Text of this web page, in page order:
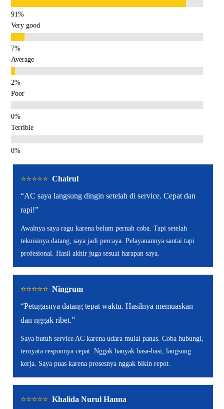
Very good
Average
Poor
Terrible
⭐️⭐️⭐️⭐️⭐️ Chairul
“AC saya langsung dingin setelah di service. Cepat dan
rapi!”
Awalnya saya ragu karena belum pernah coba. Tapi setelah
teknisinya datang, saya jadi percaya. Pelayanannya santai tapi
profesional. Hasil akhir juga sesuai harapan saya.
⭐️⭐️⭐️⭐️⭐️ Ningrum
“Petugasnya datang tepat waktu. Hasilnya memuaskan
dan nggak ribet.”
Saya butuh service AC karena udara mulai panas. Coba hubungi,
ternyata responnya cepat. Nggak banyak basa-basi, langsung
kerja. Saya puas karena prosesnya nggak bikin repot.
⭐️⭐️⭐️⭐️⭐️ Khalida Nurul Hanna